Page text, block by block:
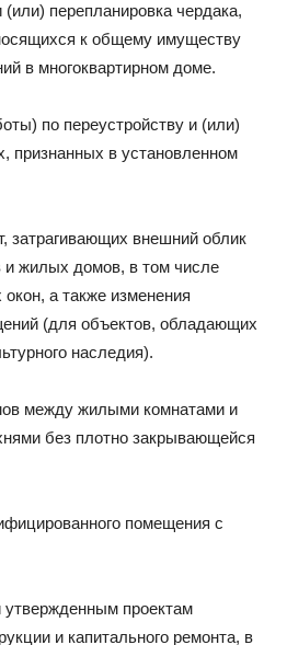
(или) перепланировка чердака,
к общему имуществу
в многоквартирном доме.
по переустройству и (или)
признанных в установленном
затрагивающих внешний облик
и жилых домов, в том числе
а также изменения
(для объектов, обладающих
наследия).
между жилыми комнатами и
без плотно закрывающейся
помещения с
проектам
и капитального ремонта, в